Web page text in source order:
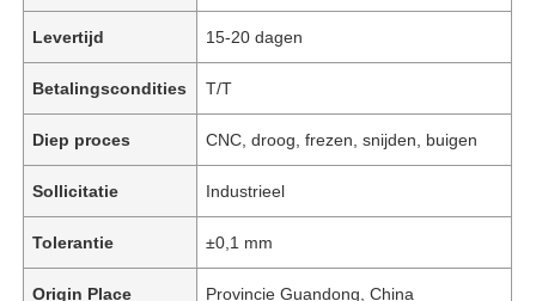
Levertijd 15-20 dagen
Betalingscondities T/T
Diep proces CNC, droog, frezen, snijden, buigen
Sollicitatie Industrieel
Tolerantie ±0,1 mm
Origin Place Provincie Guandong, China